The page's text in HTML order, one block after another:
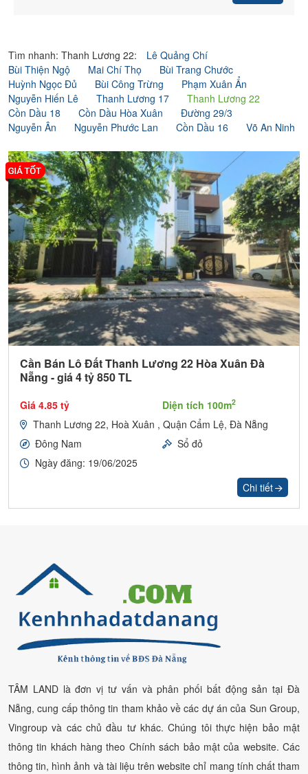
Tìm nhanh: Thanh Lương 22:
Lê Quảng Chí
Bùi Thiện Ngộ
Mai Chí Thọ
Bùi Trang Chước
Huỳnh Ngọc Đủ
Bùi Công Trừng
Phạm Xuân Ẩn
Nguyễn Hiến Lê
Thanh Lương 17
Thanh Lương 22
Cồn Dầu 18
Cồn Dầu Hòa Xuân
Đường 29/3
Nguyễn Ân
Nguyễn Phước Lan Cồn Dầu 16 Võ An Ninh
Cần Bán Lô Đất Thanh Lương 22 Hòa Xuân Đà
Nẵng - giá 4 tỷ 850 TL
Giá 4.85 tỷ Diện tích 100m2
Thanh Lương 22, Hoà Xuân , Quận Cẩm Lệ, Đà Nẵng
Đông Nam
Sổ đỏ
Ngày đăng: 19/06/2025
Chi tiết
TÂM LAND là đơn vị tư vấn và phân phối bất động sản tại Đà
Nẵng, cung cấp thông tin tham khảo về các dự án của Sun Group,
Vingroup và các chủ đầu tư khác. Chúng tôi thực hiện bảo mật
thông tin khách hàng theo Chính sách bảo mật của website. Các
thông tin, hình ảnh và tài liệu trên website chỉ mang tính chất tham